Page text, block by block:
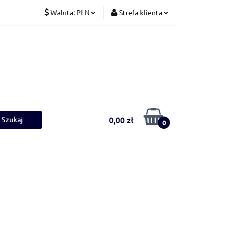
Waluta: PLN Strefa klienta
0,00 zł 0